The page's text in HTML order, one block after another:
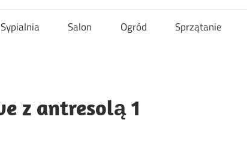
Sypialnia Salon Ogród Sprzątanie
z antresolą 1